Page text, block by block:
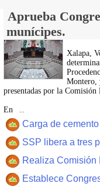
Aprueba
munícipes.
Xalapa,
Montero,
presentadas por la Comisión
En
Carga de
SSP libera a tres
Realiza Comisión
Establece